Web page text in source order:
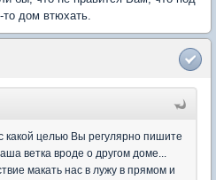
дом втюхать.
какой целью Вы регулярно пишите
ветка вроде о другом доме...
макать нас в лужу в прямом и